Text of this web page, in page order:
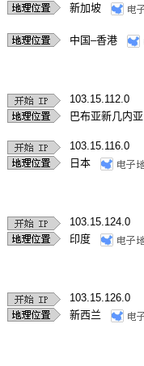
新加坡
中国–香港
103.15.112.0
巴布亚新几内亚
103.15.116.0
日本
103.15.124.0
印度
103.15.126.0
新西兰